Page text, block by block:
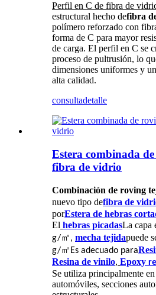
Perfil en C de fibra de
estructural hecho defibra
polímero reforzado con
forma de C para mayor
de carga. El perfil en C se
proceso de pultrusión, lo
dimensiones uniformes y
alta calidad.
consultadetalle
Estera combinada
fibra de vidrio
Combinación de roving
nuevo tipo defibra de
porEstera de hebras
El hebras picadasLa capa
g/㎡, mecha tejidapuede
g/㎡ Es adecuado para
Resina de vinilo, Epoxy
Se utiliza principalmente
automóviles, secciones